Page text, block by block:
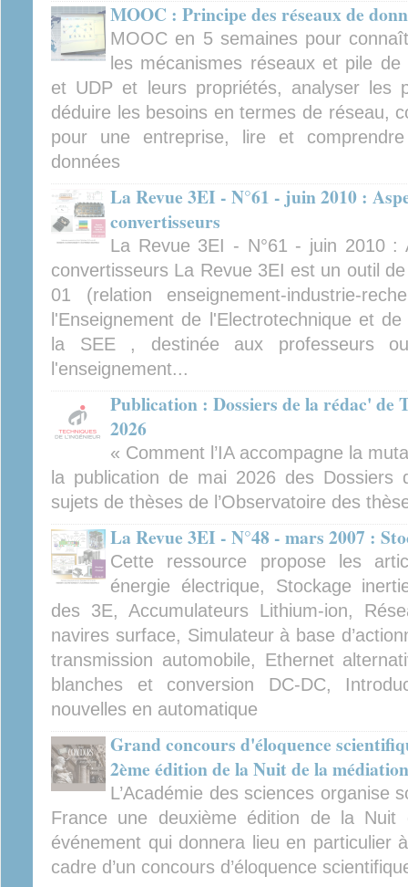
MOOC : Principe des réseaux de
MOOC en 5 semaines pour
les mécanismes réseaux et pile
et UDP et leurs propriétés, analyser les
déduire les besoins en termes de réseau,
pour une entreprise, lire et
données
La Revue 3EI - N°61 - juin 2010 :
convertisseurs
La Revue 3EI - N°61 - juin 2010 :
convertisseurs La Revue 3EI est un outil
01 (relation enseignement-industrie-
l'Enseignement de l'Electrotechnique et
la SEE , destinée aux professeurs
l'enseignement...
Publication : Dossiers de la rédac' de
2026
« Comment l’IA accompagne la
la publication de mai 2026 des Dossiers
sujets de thèses de l’Observatoire des
La Revue 3EI - N°48 - mars 2007 :
Cette ressource propose les
énergie électrique, Stockage
des 3E, Accumulateurs Lithium-ion,
navires surface, Simulateur à base
transmission automobile, Ethernet
blanches et conversion DC-DC,
nouvelles en automatique
Grand concours d'éloquence
2ème édition de la Nuit de la
L’Académie des sciences organise
France une deuxième édition de la Nuit
événement qui donnera lieu en particulier
cadre d’un concours d’éloquence